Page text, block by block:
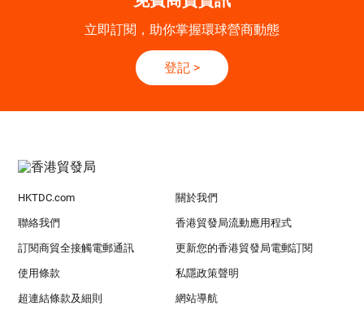
立即訂閱，助你掌握環球營商動態
登記 >
HKTDC.com 關於我們
聯絡我們 香港貿發局流動應用程式
訂閱商貿全接觸電郵通訊 更新您的香港貿發局電郵訂閱
使用條款 私隱政策聲明
超連結條款及細則 網站導航